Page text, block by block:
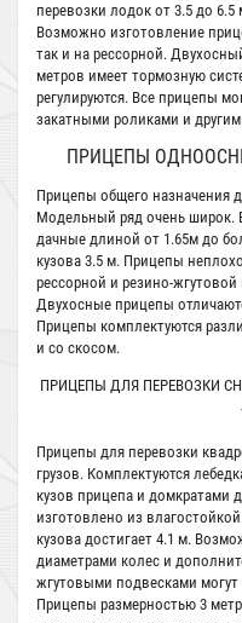
перевозки лодок от 3.5 до
Возможно изготовление
так и на рессорной.
метров имеет тормозную
регулируются. Все прицепы
закатными роликами и
ПРИЦЕПЫ
Прицепы общего назначения
Модельный ряд очень широк.
дачные длиной от 1.65м до
кузова 3.5 м. Прицепы
рессорной и резино-
Двухосные прицепы
Прицепы комплектуются
и со скосом.
ПРИЦЕПЫ ДЛЯ ПЕРЕВОЗКИ
Прицепы для перевозки
грузов. Комплектуются
кузов прицепа и домкратами
изготовлено из
кузова достигает 4.1 м.
диаметрами колес и
жгутовыми подвесками
Прицепы размерностью 3